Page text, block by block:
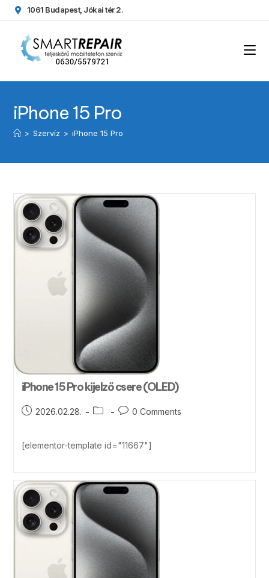
1061 Budapest, Jókai tér 2.
iPhone 15 Pro
> Szervíz > iPhone 15 Pro
iPhone 15 Pro kijelző csere (OLED)
2026.02.28. 0 Comments
[elementor-template id="11667"]